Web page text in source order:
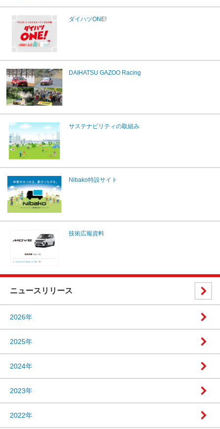
ダイハツONE!
DAIHATSU GAZOO Racing
サステナビリティの取組み
Nibako特設サイト
技術広報資料
ニュースリリース
2026年
2025年
2024年
2023年
2022年